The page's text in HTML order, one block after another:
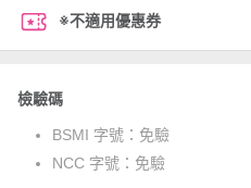
※不適用優惠券
檢驗碼
BSMI 字號： 免驗
NCC 字號： 免驗